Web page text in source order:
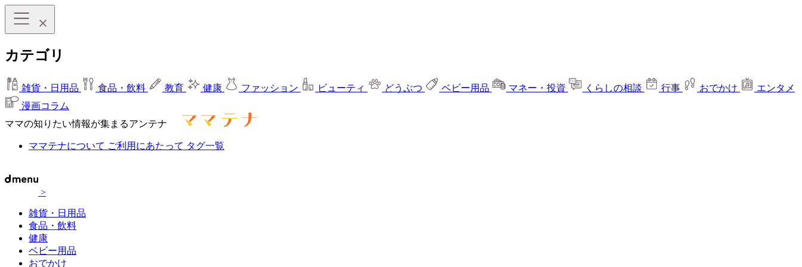
カテゴリ
雑貨・日用品 食品・飲料 教育 健康 ファッション ビューティ どうぶつ ベビー用品 マネー・投資 くらしの相談 行事 おでかけ
エンタメ
漫画コラム
ママの知りたい情報が集まるアンテナ
ママテナについて ご利用にあたって タグ一覧
>
雑貨・日用品
食品・飲料
健康
ベビー用品
おでかけ